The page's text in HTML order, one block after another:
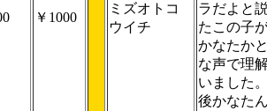
￥1000
ミズオトコ
ウイチ
ラだよと
たこの子
かなたか
な声で理
いました
後かなた